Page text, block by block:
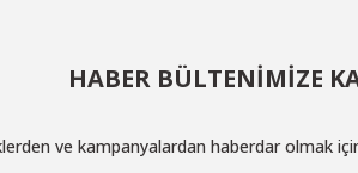
HABER BÜLTENİMİZE
ve kampanyalardan haberdar olmak